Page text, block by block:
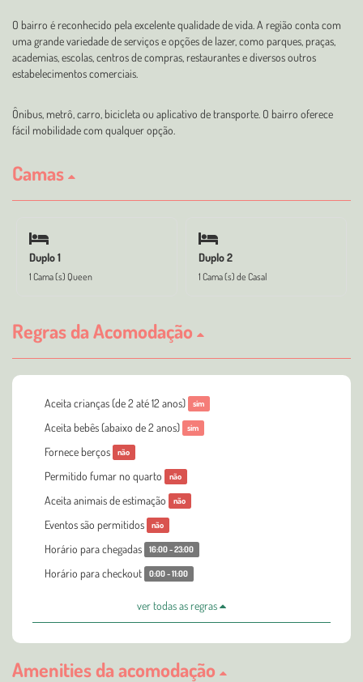
O bairro é reconhecido pela excelente qualidade de vida. A região conta com
uma grande variedade de serviços e opções de lazer, como parques, praças,
academias, escolas, centros de compras, restaurantes e diversos outros
estabelecimentos comerciais.
Ônibus, metrô, carro, bicicleta ou aplicativo de transporte. O bairro oferece
fácil mobilidade com qualquer opção.
Camas
Duplo 1
1 Cama (s) Queen
Duplo 2
1 Cama (s) de Casal
Regras da Acomodação
Aceita crianças (de 2 até 12 anos) sim
Aceita bebês (abaixo de 2 anos) sim
Fornece berços não
Permitido fumar no quarto não
Aceita animais de estimação não
Eventos são permitidos não
Horário para chegadas 16:00 - 23:00
Horário para checkout 0:00 - 11:00
ver todas as regras
Amenities da acomodação